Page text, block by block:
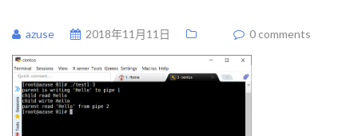
azuse 2018年11月11日 0 comments